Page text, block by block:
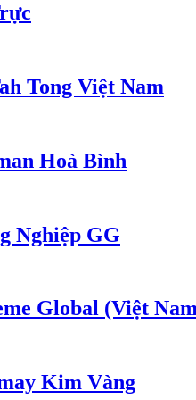
Tong Việt Nam
Hoà Bình
Nghiệp GG
Global (Việt
Kim Vàng